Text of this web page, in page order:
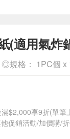
(適用氣炸
◎規格： 1PC個 x
$2,000享9折(單筆
促銷活動/加價購/